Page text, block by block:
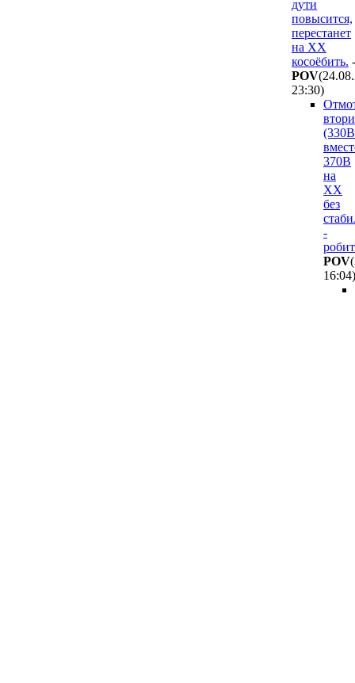
дути
повысится,
перестанет
на ХХ
косоёбить. -
POV
23:30)
(330В
370В
на
ХХ
без
-
POV
16:04)